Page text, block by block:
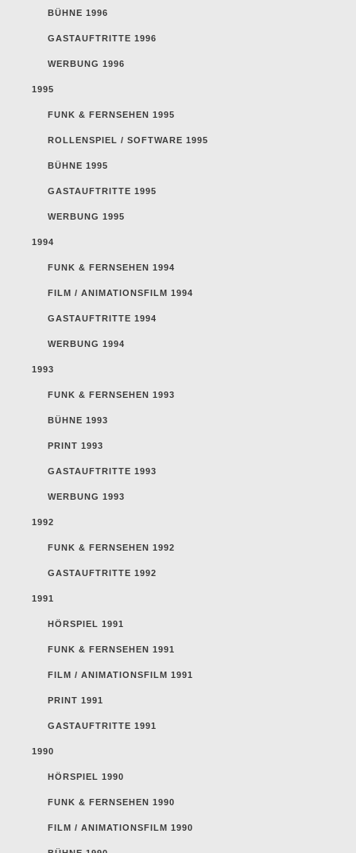
BÜHNE 1996
GASTAUFTRITTE 1996
WERBUNG 1996
1995
FUNK & FERNSEHEN 1995
ROLLENSPIEL / SOFTWARE 1995
BÜHNE 1995
GASTAUFTRITTE 1995
WERBUNG 1995
1994
FUNK & FERNSEHEN 1994
FILM / ANIMATIONSFILM 1994
GASTAUFTRITTE 1994
WERBUNG 1994
1993
FUNK & FERNSEHEN 1993
BÜHNE 1993
PRINT 1993
GASTAUFTRITTE 1993
WERBUNG 1993
1992
FUNK & FERNSEHEN 1992
GASTAUFTRITTE 1992
1991
HÖRSPIEL 1991
FUNK & FERNSEHEN 1991
FILM / ANIMATIONSFILM 1991
PRINT 1991
GASTAUFTRITTE 1991
1990
HÖRSPIEL 1990
FUNK & FERNSEHEN 1990
FILM / ANIMATIONSFILM 1990